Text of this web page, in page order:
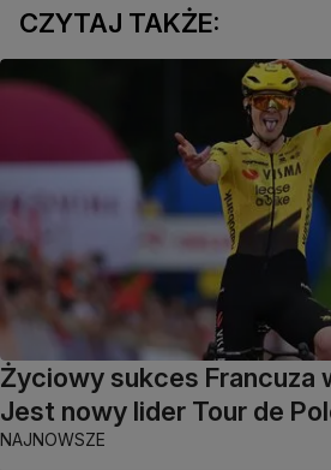
CZYTAJ TAKŻE:
Życiowy sukces Francuza
Jest nowy lider Tour de
NAJNOWSZE